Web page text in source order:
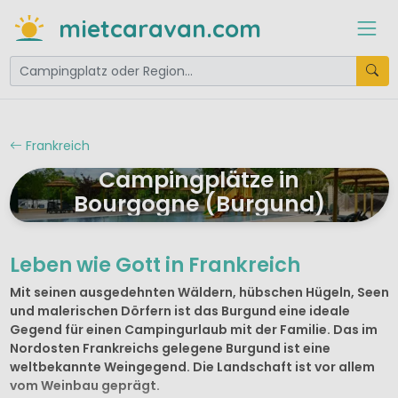
mietcaravan.com
Frankreich
Campingplätze in
Bourgogne (Burgund)
Leben wie Gott in Frankreich
Mit seinen ausgedehnten Wäldern, hübschen Hügeln, Seen
und malerischen Dörfern ist das Burgund eine ideale
Gegend für einen Campingurlaub mit der Familie. Das im
Nordosten Frankreichs gelegene Burgund ist eine
weltbekannte Weingegend. Die Landschaft ist vor allem
vom Weinbau geprägt.